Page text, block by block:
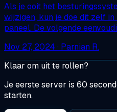
Als je ooit het
wijzigen, kun je doe dit zelf
paneel. De volgende
Nov 27, 2024 · Parnian R.
Klaar om uit te rollen?
Je eerste server is 60
starten.